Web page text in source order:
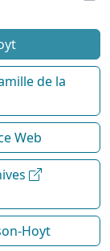
de la
Web
Hoyt